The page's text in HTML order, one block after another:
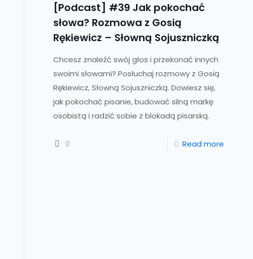
[Podcast] #39 Jak pokochać
słowa? Rozmowa z Gosią
Rękiewicz – Słowną Sojuszniczką
Chcesz znaleźć swój głos i przekonać innych
swoimi słowami? Posłuchaj rozmowy z Gosią
Rękiewicz, Słowną Sojuszniczką. Dowiesz się,
jak pokochać pisanie, budować silną markę
osobistą i radzić sobie z blokadą pisarską.
0 Read more